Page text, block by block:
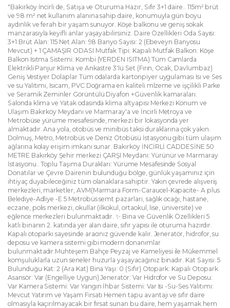
"Bakırköy İncirli de, Satışa ve Oturuma Hazır, Sıfır 3+1 daire.. 115m² brüt
ve 98 m² net kullanım alanına sahip daire, konumuyla gün boyu
aydınlık ve ferah bir yaşam sunuyor. Köşe balkonu ve geniş sokak
manzarasıyla keyifli anlar yaşayabilirsiniz. Daire Özellikleri Oda Sayısı:
3+1 Brüt Alan: 115 Net Alan: 98 Banyo Sayısı: 2 (Ebeveyn Banyosu
Mevcut) + 1 ÇAMAŞIR ODASI Mutfak Tipi: Kapalı Mutfak Balkon: Köşe
Balkon Isıtma Sistemi: Kombi (YERDEN ISITMA) Tüm Camlarda
Elektrikli Panjur Klima ve Ankastre 3'lü Set (Fırın, Ocak, Davlumbaz)
Geniş Vestiyer Dolaplar Tüm odalarda kartonpiyer uygulaması Isı ve Ses
ve su Yalıtımı, Isıcam, PVC Doğrama en kaliteli mlzeme ve işçilikli Parke
ve Seramik Zeminler Görüntülü Diyafon +Güvenlik kamaraları.
Salonda klima ve Yatak odasında klima altyapısı Merkezi Konum ve
Ulaşım Bakırköy Meydanı ve Marmaray'a ve İncirli Metroya ve
Metrobüse yürüme mesafesinde, merkezi bir lokasyonda yer
almaktadır. Ana yola, otobüs ve minibüs taksi duraklarına çok yakın.
Dolmuş, Metro, Metrobüs ve Deniz Otobüsü İstasyonu gibi tüm ulaşım
ağlarına kolay erişim imkanı sunar. Bakırköy İNCİRLİ CADDESİNE 50
METRE Bakırköy Şehir merkezi ÇARŞI Meydanı: Yürünür ve Marmaray
İstasyonu.. Toplu Taşıma Durakları: Yürüme Mesafesinde Sosyal
Donatılar ve Çevre Dairenin bulunduğu bölge, günlük yaşamınız için
ihtiyaç duyabileceğiniz tüm olanaklara sahiptir. Yakın çevrede alışveriş
merkezleri, marketler, AVM(Marmara Form-Caraucel-Kapacite- A plus
Belediye-Adliye -E 5 Metrobüs semt pazarları, sağlık ocağı, hastane,
eczane, polis merkezi, okullar (ilkokul, ortaokul, lise, üniversite) ve
eğlence merkezleri bulunmaktadır. ✨ Bina ve Güvenlik Özellikleri 5
katlı binanın 2. katında yer alan daire, sıfır yapısı ile oturuma hazırdır.
Kapalı otoparkı sayesinde aracınız güvende kalır. Jeneratör, hidrofor, su
deposu ve kamera sistemi gibi modern donanımlar
bulunmaktadır.Muhteşem Bahçe Peyzaj ve Kameliyesi ile Mükemmel
komşuluklarla uzun seneler huzurla yaşayacağınız binadır. Kat Sayısı: 5
Bulunduğu Kat: 2 (Ara Kat) Bina Yaşı: 0 (Sıfır) Otopark: Kapalı Otopark
Asansör: Var (Engelliye Uygun) Jeneratör: Var Hidrofor ve Su Deposu:
Var Kamera Sistemi: Var Yangın İhbar Sistemi: Var Isı -Su-Ses Yalıtımı:
Mevcut Yatırım ve Yaşam Fırsatı Hemen tapu avantajı ve sıfır daire
olmasıyla kaçırılmayacak bir fırsat sunan bu daire, hem yaşamak hem